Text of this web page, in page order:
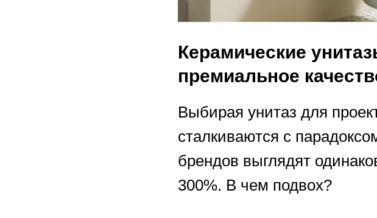
Керамические
премиальное
Выбирая унитаз для
сталкиваются с
брендов выглядят
300%. В чем подвох?